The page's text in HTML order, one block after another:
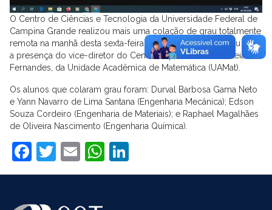
O Centro de Ciências e Tecnologia da Universidade Federal de
Campina Grande realizou mais uma colação de grau totalmente
remota na manhã desta sexta-feira (2/10). O evento contou com
a presença do vice-diretor do Centro, o professor Arimateia
Fernandes, da Unidade Acadêmica de Matemática (UAMat).
Os alunos que colaram grau foram: Durval Barbosa Gama Neto
e Yann Navarro de Lima Santana (Engenharia Mecânica); Edson
Souza Cordeiro (Engenharia de Materiais); e Raphael Magalhães
de Oliveira Nascimento (Engenharia Química).
Facebook
Twitter
EmailWhatsApp